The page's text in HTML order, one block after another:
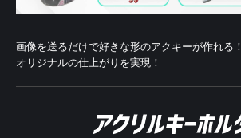
画像を送るだけで好きな形のアクキーが作れる！
オリジナルの仕上がりを実現！